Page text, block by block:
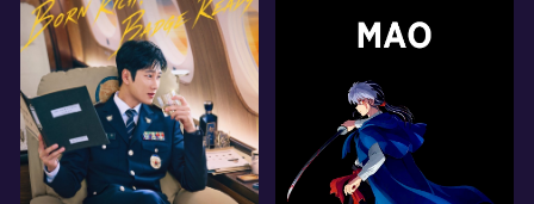
319
2 2
15980
104 53